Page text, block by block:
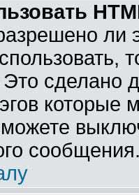
Это сделано